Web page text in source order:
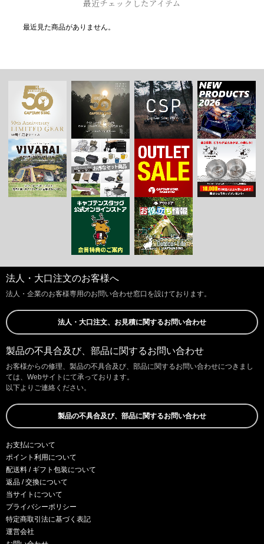
最近チェックしたアイテム
最近見た商品がありません。
法人・大口注文のお客様へ
法人・企業のお客様専用のお問い合わせ窓口を設けております。
法人・大口注文、お見積に関するお問い合わせ
製品の不具合及び、部品に関するお問い合わせ
お客様からの修理、製品の不具合及び、部品に関するお問い合わせにつきまし
ては、Webサイトにて承っております。
以下よりご連絡ください。
製品の不具合及び、部品に関するお問い合わせ
お支払について
ポイント利用について
配送料 / ギフト包装について
返品 / 交換について
当サイトについて
プライバシーポリシー
特定商取引法に基づく表記
運営会社